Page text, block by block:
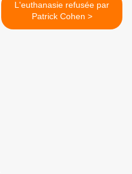
L'euthanasie refusée par
Patrick Cohen >